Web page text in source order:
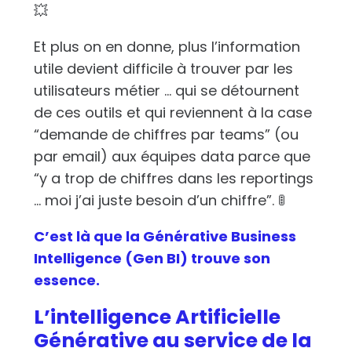
💥
Et plus on en donne, plus l’information
utile devient difficile à trouver par les
utilisateurs métier … qui se détournent
de ces outils et qui reviennent à la case
“demande de chiffres par teams” (ou
par email) aux équipes data parce que
“y a trop de chiffres dans les reportings
… moi j’ai juste besoin d’un chiffre”. 🚦
C’est là que la Générative Business
Intelligence (Gen BI) trouve son
essence.
L’intelligence Artificielle
Générative au service de la